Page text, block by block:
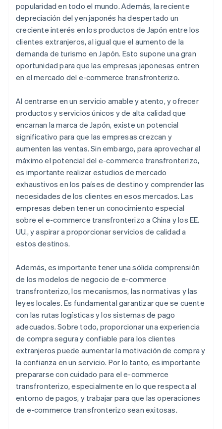
popularidad en todo el mundo. Además, la reciente
depreciación del yen japonés ha despertado un
creciente interés en los productos de Japón entre los
clientes extranjeros, al igual que el aumento de la
demanda de turismo en Japón. Esto supone una gran
oportunidad para que las empresas japonesas entren
en el mercado del e-commerce transfronterizo.
Al centrarse en un servicio amable y atento, y ofrecer
productos y servicios únicos y de alta calidad que
encarnan la marca de Japón, existe un potencial
significativo para que las empresas crezcan y
aumenten las ventas. Sin embargo, para aprovechar al
máximo el potencial del e-commerce transfronterizo,
es importante realizar estudios de mercado
exhaustivos en los países de destino y comprender las
necesidades de los clientes en esos mercados. Las
empresas deben tener un conocimiento especial
sobre el e-commerce transfronterizo a China y los EE.
UU., y aspirar a proporcionar servicios de calidad a
estos destinos.
Además, es importante tener una sólida comprensión
de los modelos de negocio de e-commerce
transfronterizo, los mecanismos, las normativas y las
leyes locales. Es fundamental garantizar que se cuente
con las rutas logísticas y los sistemas de pago
adecuados. Sobre todo, proporcionar una experiencia
de compra segura y confiable para los clientes
extranjeros puede aumentar la motivación de compra y
la confianza en un servicio. Por lo tanto, es importante
prepararse con cuidado para el e-commerce
transfronterizo, especialmente en lo que respecta al
entorno de pagos, y trabajar para que las operaciones
de e-commerce transfronterizo sean exitosas.